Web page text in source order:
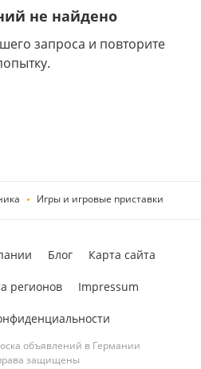
не найдено
запроса и повторите
Игры и игровые приставки
объявлений в Германии
защищены
Блог Карта сайта
регионов Impressum